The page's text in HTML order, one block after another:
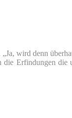
wird denn
Erfindungen